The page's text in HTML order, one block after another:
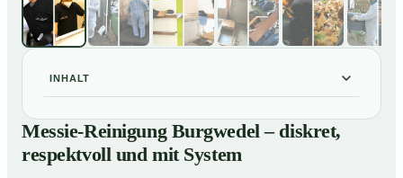
INHALT
Messie-Reinigung Burgwedel – diskret, respektvoll und
mit System
Warum professionelle Hilfe bei einer Messie-Wohnung
Messie-Reinigung Burgwedel – diskret,
respektvoll und mit System